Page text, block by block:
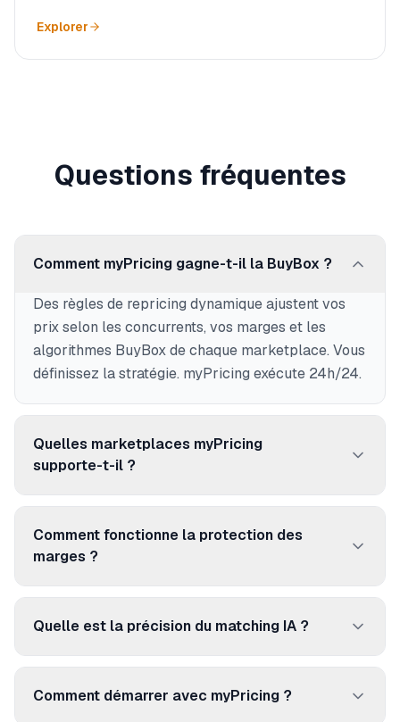
Explorer
Questions fréquentes
Comment myPricing gagne-t-il la BuyBox ?
Des règles de repricing dynamique ajustent vos
prix selon les concurrents, vos marges et les
algorithmes BuyBox de chaque marketplace. Vous
définissez la stratégie. myPricing exécute 24h/24.
Quelles marketplaces myPricing
supporte-t-il ?
250+ marketplaces et comparateurs : Amazon,
Cdiscount, Fnac, ManoMano, Rakuten, Google
Shopping, Idealo, et bien d'autres.
Comment fonctionne la protection des
marges ?
Définissez un prix plancher par produit. myPricing
ne repricera jamais en dessous, même si les
Quelle est la précision du matching IA ?
96,92% de précision. L'IA associe vos produits aux
annonces concurrentes via les codes EAN/UPC,
Comment démarrer avec myPricing ?